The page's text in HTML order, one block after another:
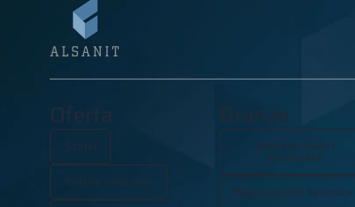
Oferta
Kabiny sanitarne
Branże
Wyposażenie basenów